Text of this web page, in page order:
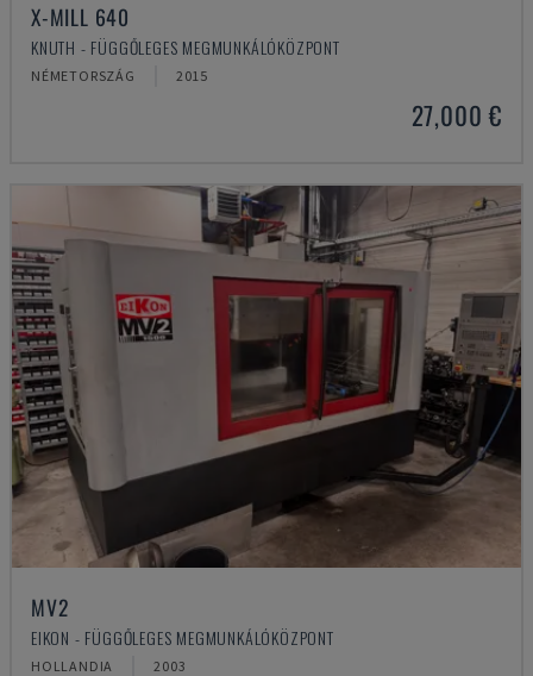
X-MILL 640
KNUTH - FÜGGŐLEGES MEGMUNKÁLÓKÖZPONT
NÉMETORSZÁG 2015
27,000 €
MV2
EIKON - FÜGGŐLEGES MEGMUNKÁLÓKÖZPONT
HOLLANDIA 2003